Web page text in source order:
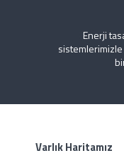
Enerji
sistemlerimizle
Varlık Haritamız